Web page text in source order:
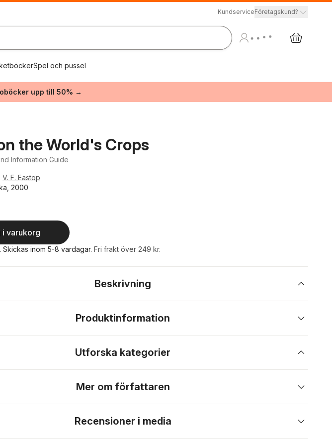
KundserviceFöretagskund?
Spel och pussel
upp till 50% →
the World's Crops
Information Guide
V. F. Eastop
2000
i varukorg
Skickas inom 5-8 vardagar. Fri frakt över 249 kr.
Beskrivning
Produktinformation
Utforska kategorier
Mer om författaren
Recensioner i media